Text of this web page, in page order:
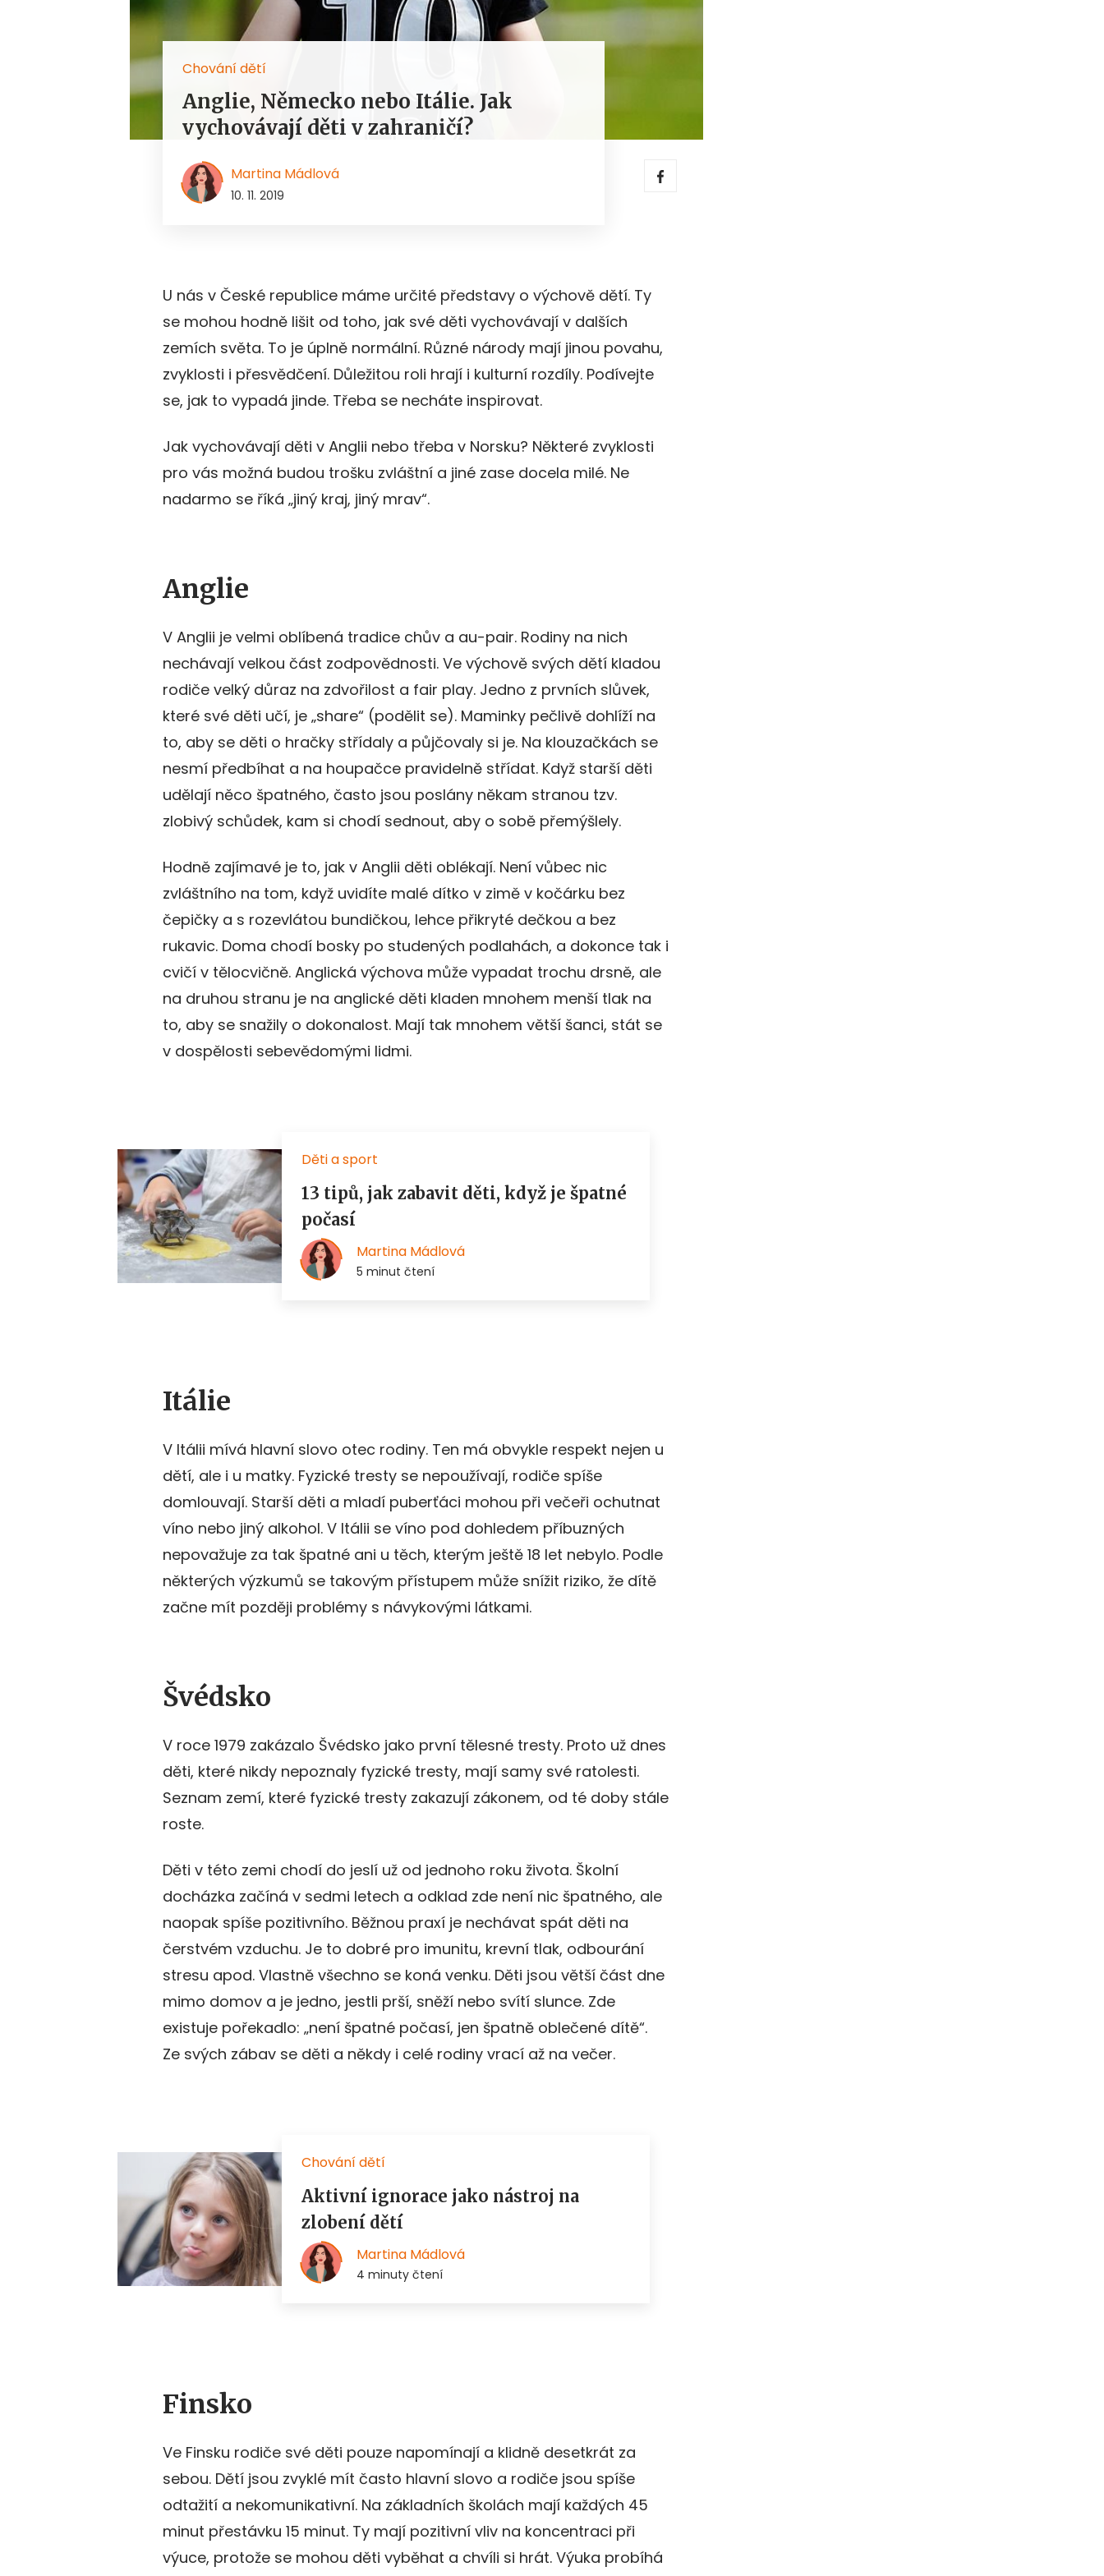
Chování dětí
Anglie, Německo nebo Itálie. Jak
vychovávají děti v zahraničí?
Martina Mádlová
10. 11. 2019
U nás v České republice máme určité představy o výchově dětí. Ty
se mohou hodně lišit od toho, jak své děti vychovávají v dalších
zemích světa. To je úplně normální. Různé národy mají jinou povahu,
zvyklosti i přesvědčení. Důležitou roli hrají i kulturní rozdíly. Podívejte
se, jak to vypadá jinde. Třeba se necháte inspirovat.
Jak vychovávají děti v Anglii nebo třeba v Norsku? Některé zvyklosti
pro vás možná budou trošku zvláštní a jiné zase docela milé. Ne
nadarmo se říká „jiný kraj, jiný mrav“.
Anglie
V Anglii je velmi oblíbená tradice chův a au-pair. Rodiny na nich
nechávají velkou část zodpovědnosti. Ve výchově svých dětí kladou
rodiče velký důraz na zdvořilost a fair play. Jedno z prvních slůvek,
které své děti učí, je „share“ (podělit se). Maminky pečlivě dohlíží na
to, aby se děti o hračky střídaly a půjčovaly si je. Na klouzačkách se
nesmí předbíhat a na houpačce pravidelně střídat. Když starší děti
udělají něco špatného, často jsou poslány někam stranou tzv.
zlobivý schůdek, kam si chodí sednout, aby o sobě přemýšlely.
Hodně zajímavé je to, jak v Anglii děti oblékají. Není vůbec nic
zvláštního na tom, když uvidíte malé dítko v zimě v kočárku bez
čepičky a s rozevlátou bundičkou, lehce přikryté dečkou a bez
rukavic. Doma chodí bosky po studených podlahách, a dokonce tak i
cvičí v tělocvičně. Anglická výchova může vypadat trochu drsně, ale
na druhou stranu je na anglické děti kladen mnohem menší tlak na
to, aby se snažily o dokonalost. Mají tak mnohem větší šanci, stát se
v dospělosti sebevědomými lidmi.
Itálie
V Itálii mívá hlavní slovo otec rodiny. Ten má obvykle respekt nejen u
dětí, ale i u matky. Fyzické tresty se nepoužívají, rodiče spíše
domlouvají. Starší děti a mladí puberťáci mohou při večeři ochutnat
víno nebo jiný alkohol. V Itálii se víno pod dohledem příbuzných
nepovažuje za tak špatné ani u těch, kterým ještě 18 let nebylo. Podle
některých výzkumů se takovým přístupem může snížit riziko, že dítě
začne mít později problémy s návykovými látkami.
Švédsko
V roce 1979 zakázalo Švédsko jako první tělesné tresty. Proto už dnes
děti, které nikdy nepoznaly fyzické tresty, mají samy své ratolesti.
Seznam zemí, které fyzické tresty zakazují zákonem, od té doby stále
roste.
Děti v této zemi chodí do jeslí už od jednoho roku života. Školní
docházka začíná v sedmi letech a odklad zde není nic špatného, ale
naopak spíše pozitivního. Běžnou praxí je nechávat spát děti na
čerstvém vzduchu. Je to dobré pro imunitu, krevní tlak, odbourání
stresu apod. Vlastně všechno se koná venku. Děti jsou větší část dne
mimo domov a je jedno, jestli prší, sněží nebo svítí slunce. Zde
existuje pořekadlo: „není špatné počasí, jen špatně oblečené dítě“.
Ze svých zábav se děti a někdy i celé rodiny vrací až na večer.
Finsko
Ve Finsku rodiče své děti pouze napomínají a klidně desetkrát za
sebou. Dětí jsou zvyklé mít často hlavní slovo a rodiče jsou spíše
odtažití a nekomunikativní. Na základních školách mají každých 45
minut přestávku 15 minut. Ty mají pozitivní vliv na koncentraci při
výuce, protože se mohou děti vyběhat a chvíli si hrát. Výuka probíhá